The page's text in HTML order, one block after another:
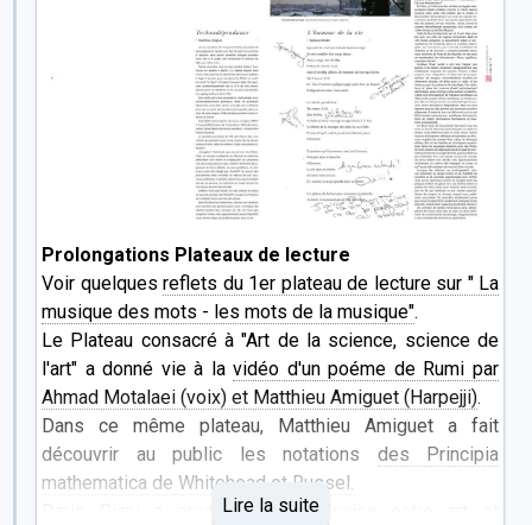
Prolongations Plateaux de lecture
Voir quelquesreflets du 1er plateau de lecture sur " La
musique des mots - les mots de la musique".
Le Plateau consacré à "Art de la science, science de
l'art" a donné vie à lavidéo d'un poéme de Rumi par
Ahmad Motalaei (voix) et Matthieu Amiguet (Harpejji).
Dans ce même plateau, Matthieu Amiguet a fait
découvrir au public les notations des Principia
mathematica de Whitehead et Russel.
Dario Ciani a proposé uneréflexion entre art et
Lire la suite